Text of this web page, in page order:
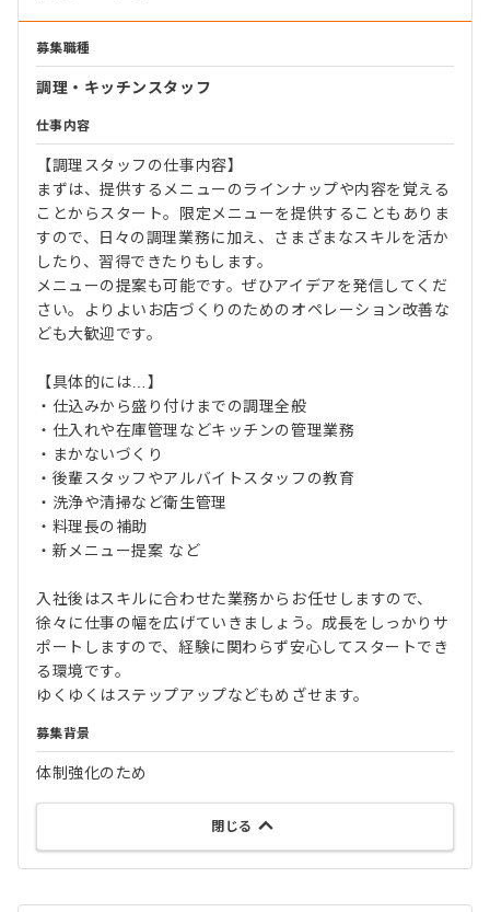
募集職種
調理・キッチンスタッフ
仕事内容
【調理スタッフの仕事内容】
まずは、提供するメニューのラインナップや内容を覚える
ことからスタート。限定メニューを提供することもありま
すので、日々の調理業務に加え、さまざまなスキルを活か
したり、習得できたりもします。
メニューの提案も可能です。ぜひアイデアを発信してくだ
さい。よりよいお店づくりのためのオペレーション改善な
ども大歓迎です。
【具体的には…】
・仕込みから盛り付けまでの調理全般
・仕入れや在庫管理などキッチンの管理業務
・まかないづくり
・後輩スタッフやアルバイトスタッフの教育
・洗浄や清掃など衛生管理
・料理長の補助
・新メニュー提案 など
入社後はスキルに合わせた業務からお任せしますので、
徐々に仕事の幅を広げていきましょう。成長をしっかりサ
ポートしますので、経験に関わらず安心してスタートでき
る環境です。
ゆくゆくはステップアップなどもめざせます。
募集背景
体制強化のため
閉じる